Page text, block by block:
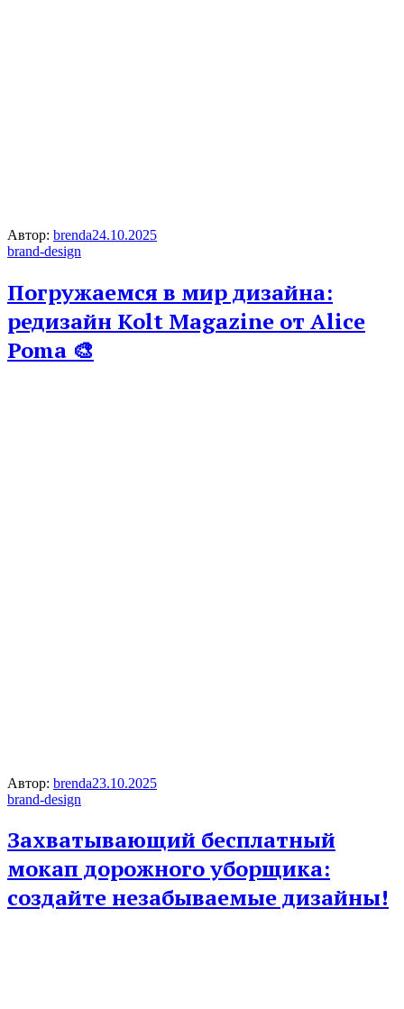
Автор: brenda24.10.2025
brand-design
Погружаемся в мир дизайна:
редизайн Kolt Magazine от Alice
Poma 🎨
Автор: brenda23.10.2025
brand-design
Захватывающий бесплатный
мокап дорожного уборщика:
создайте незабываемые дизайны!